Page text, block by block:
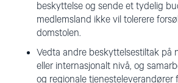
beskyttelse og sende et tydelig
medlemsland ikke vil tolerere
domstolen.
Vedta andre beskyttelsestiltak på
eller internasjonalt nivå, og
og regionale tjenesteleverandører